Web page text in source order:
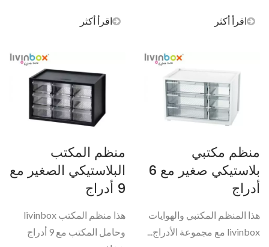
اقرأ أكثر اقرأ أكثر
منظم مكتبي
بلاستيكي صغير مع 6
أدراج
هذا المنظم المكتبي والهوايات
livinbox مع مجموعة الأدراج...
منظم المكتب
البلاستيكي الصغير مع
9 أدراج
هذا منظم المكتب livinbox
وحامل المكتب مع 9 أدراج